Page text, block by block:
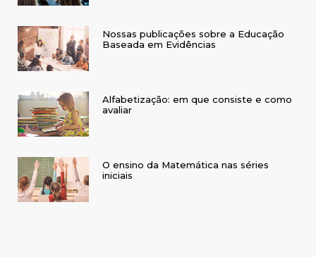
Nossas publicações sobre a Educação
Baseada em Evidências
Alfabetização: em que consiste e como
avaliar
O ensino da Matemática nas séries
iniciais